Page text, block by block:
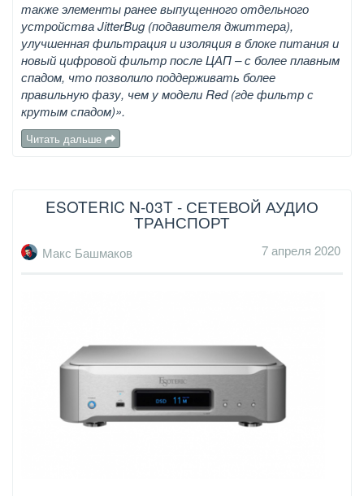
также элементы ранее выпущенного отдельного
устройства JitterBug (подавителя джиттера),
улучшенная фильтрация и изоляция в блоке питания и
новый цифровой фильтр после ЦАП – с более плавным
спадом, что позволило поддерживать более
правильную фазу, чем у модели Red (где фильтр с
крутым спадом)».
Читать дальше
ESOTERIC N-03T - СЕТЕВОЙ АУДИО
ТРАНСПОРТ
Макс Башмаков 7 апреля 2020